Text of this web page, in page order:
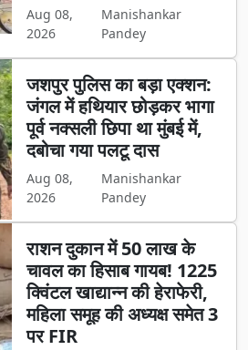
Aug 08,
2026
Manishankar
Pandey
जशपुर पुलिस का बड़ा एक्शन:
जंगल में हथियार छोड़कर भागा
पूर्व नक्सली छिपा था मुंबई में,
दबोचा गया पलटू दास
Aug 08,
2026
Manishankar
Pandey
राशन दुकान में 50 लाख के
चावल का हिसाब गायब! 1225
क्विंटल खाद्यान्न की हेराफेरी,
महिला समूह की अध्यक्ष समेत 3
पर FIR